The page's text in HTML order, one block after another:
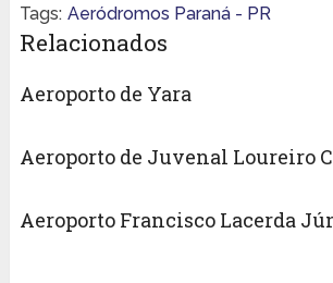
Tags: Aeródromos Paraná - PR
Relacionados
Aeroporto de Yara
Aeroporto de Juvenal Loureiro
Aeroporto Francisco Lacerda